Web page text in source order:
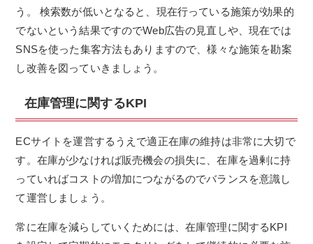
う。 検索数が低いとなると、現在行っている施策が効果的
でないという結果ですのでWeb広告の見直しや、現在では
SNSを使った集客方法もありますので、様々な施策を勘案
し改善を図っていきましょう。
在庫管理に関するKPI
ECサイトを運営するうえで適正在庫の維持は非常に大切で
す。在庫が少なければ販売機会の損失に、在庫を過剰に持
っていればコストの増加につながるのでバランスを意識し
て運営しましょう。
常に在庫を減らしていくためには、在庫管理に関するKPI